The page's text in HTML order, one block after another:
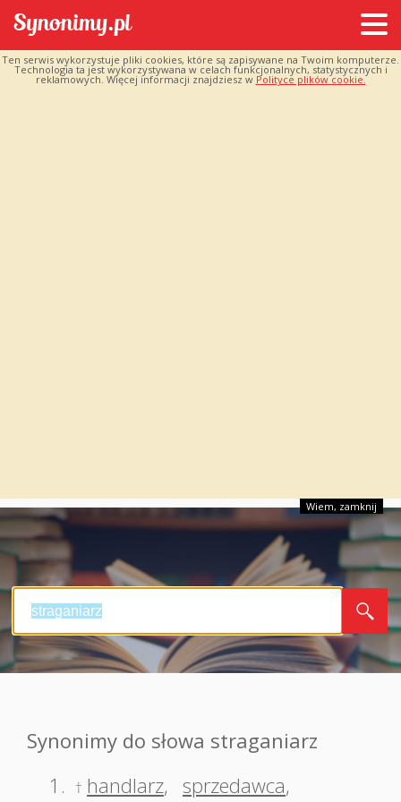
Ten serwis wykorzystuje pliki cookies, które są zapisywane na Twoim komputerze.
Technologia ta jest wykorzystywana w celach funkcjonalnych, statystycznych i
reklamowych. Więcej informacji znajdziesz w Polityce plików cookie.
Wiem, zamknij
Synonimy do słowa straganiarz
1.
† handlarz, sprzedawca,